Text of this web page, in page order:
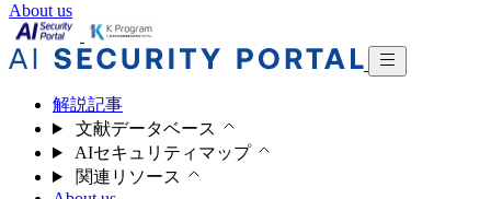
About us
解説記事
文献データベース
AIセキュリティマップ
関連リソース